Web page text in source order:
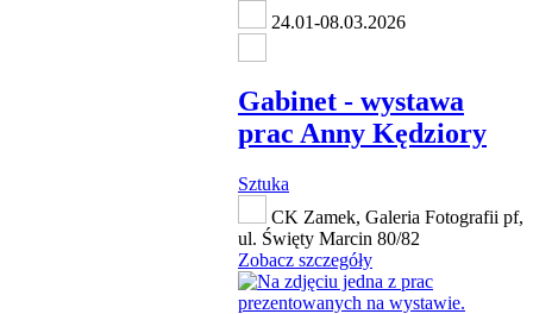
24.01-08.03.2026
Gabinet - wystawa
prac Anny Kędziory
Sztuka
CK Zamek, Galeria Fotografii pf,
ul. Święty Marcin 80/82
Zobacz szczegóły